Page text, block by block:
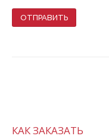
КАК ЗАКАЗАТЬ